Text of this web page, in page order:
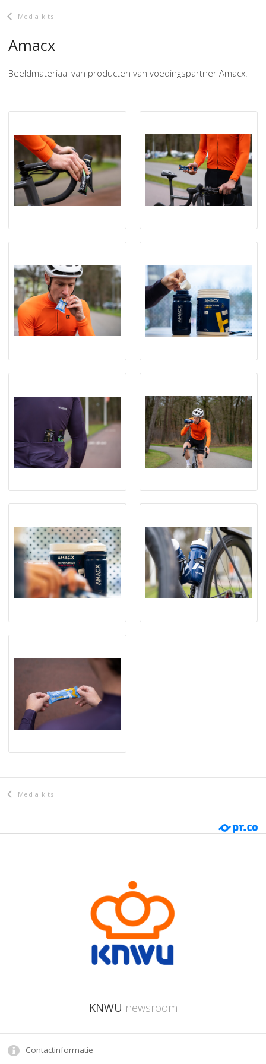
Media kits
Amacx
Beeldmateriaal van producten van voedingspartner Amacx.
Media kits
KNWU newsroom
Contactinformatie